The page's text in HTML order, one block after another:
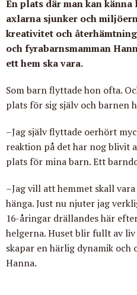
En plats där man kan
axlarna sjunker och
kreativitet och
och fyrabarnsmamman
ett hem ska vara.
Som barn flyttade hon ofta.
plats för sig själv och barnen
–Jag själv flyttade oerhört
reaktion på det har nog blivit
plats för mina barn. Ett
–Jag vill att hemmet skall
hänga. Just nu njuter jag
16-åringar drällandes här
helgerna. Huset blir fullt av
skapar en härlig dynamik och
Hanna.